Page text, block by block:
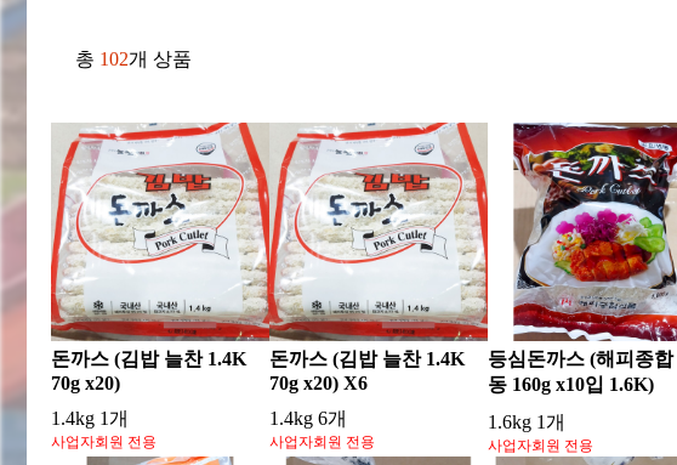
총 102개 상품
돈까스 (김밥 늘찬 1.4K
70g x20)
1.4kg 1개
사업자회원 전용
돈까스 (김밥 늘찬 1.4K
70g x20) X6
1.4kg 6개
사업자회원 전용
등심돈까스 (해피종합
동 160g x10입 1.6K)
1.6kg 1개
사업자회원 전용